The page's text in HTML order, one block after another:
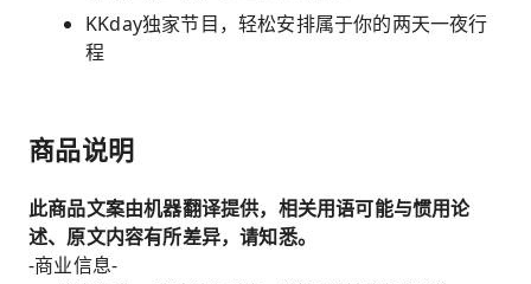
KKday独家节目，轻松安排属于你的两天一夜行
程
商品说明
此商品文案由机器翻译提供，相关用语可能与惯用论
述、原文内容有所差异，请知悉。
-商业信息-